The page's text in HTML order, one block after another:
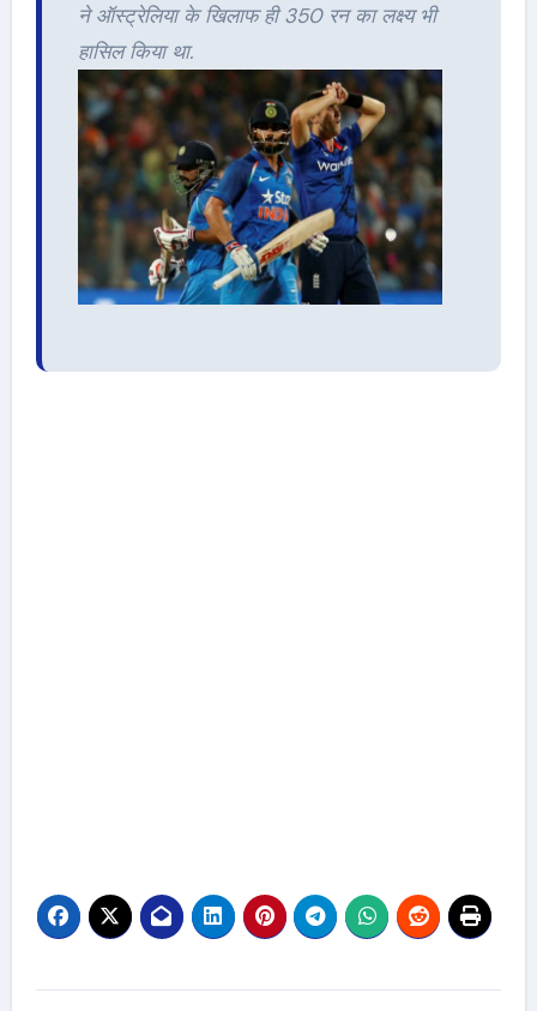
ने ऑस्‍ट्रेलिया के खिलाफ ही 350 रन का लक्ष्‍य भी
हासिल किया था.